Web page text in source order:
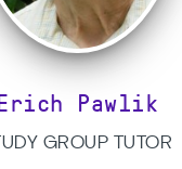
Erich Pawlik
GROUP TUTOR